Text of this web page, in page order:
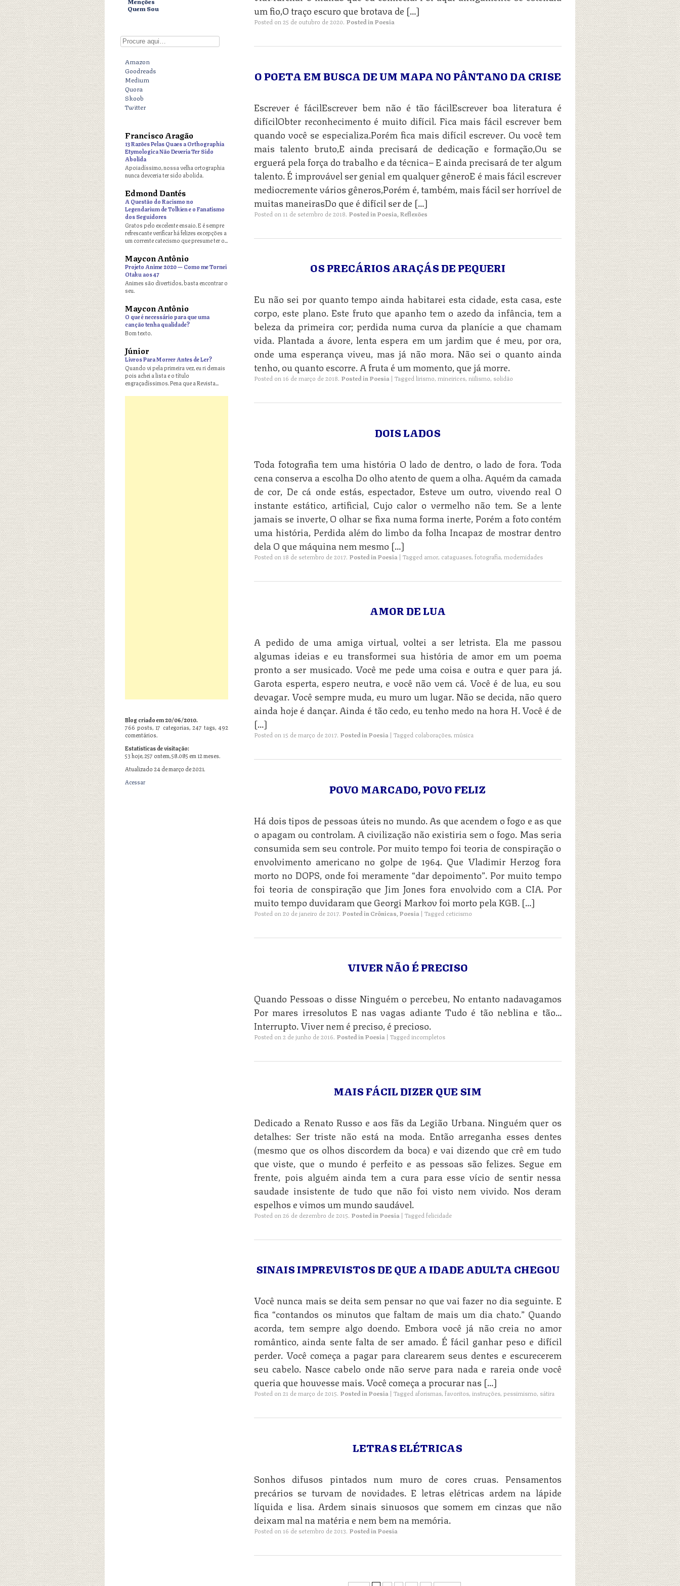
Quem Sou
um fio,O traço escuro que brotava de […]
Posted on25 de outubro de 2020. Posted inPoesia
O POETA EM BUSCA DE UM MAPA NO PÂNTANO DA CRISE
Escrever é fácilEscrever bem não é tão fácilEscrever boa literatura é
difícilObter reconhecimento é muito difícil. Fica mais fácil escrever bem
quando você se especializa.Porém fica mais difícil escrever. Ou você tem
mais talento bruto,E ainda precisará de dedicação e formação,Ou se
erguerá pela força do trabalho e da técnica– E ainda precisará de ter algum
talento. É improvável ser genial em qualquer gêneroE é mais fácil escrever
mediocremente vários gêneros,Porém é, também, mais fácil ser horrível de
muitas maneirasDo que é difícil ser de […]
Posted on 11 de setembro de 2018. Posted in Poesia, Reflexões
OS PRECÁRIOS ARAÇÁS DE PEQUERI
Eu não sei por quanto tempo ainda habitarei esta cidade, esta casa, este
corpo, este plano. Este fruto que apanho tem o azedo da infância, tem a
beleza da primeira cor; perdida numa curva da planície a que chamam
vida. Plantada a ávore, lenta espera em um jardim que é meu, por ora,
onde uma esperança viveu, mas já não mora. Não sei o quanto ainda
tenho, ou quanto escorre. A fruta é um momento, que já morre.
Posted on 16 de março de 2018. Posted inPoesia | Taggedlirismo, mineirices, niilismo, solidão
DOIS LADOS
Toda fotografia tem uma história O lado de dentro, o lado de fora. Toda
cena conserva a escolha Do olho atento de quem a olha. Aquém da camada
de cor, De cá onde estás, espectador, Esteve um outro, vivendo real O
instante estático, artificial, Cujo calor o vermelho não tem. Se a lente
jamais se inverte, O olhar se fixa numa forma inerte, Porém a foto contém
uma história, Perdida além do limbo da folha Incapaz de mostrar dentro
dela O que máquina nem mesmo […]
Posted on 18 de setembro de 2017. Posted in Poesia | Tagged amor, cataguases, fotografia, modernidades
AMOR DE LUA
A pedido de uma amiga virtual, voltei a ser letrista. Ela me passou
algumas ideias e eu transformei sua história de amor em um poema
pronto a ser musicado. Você me pede uma coisa e outra e quer para já.
Garota esperta, espero neutra, e você não vem cá. Você é de lua, eu sou
devagar. Você sempre muda, eu muro um lugar. Não se decida, não quero
ainda hoje é dançar. Ainda é tão cedo, eu tenho medo na hora H. Você é de
[…]
Posted on 15 de março de 2017. Posted inPoesia | Tagged colaborações, música
POVO MARCADO, POVO FELIZ
Há dois tipos de pessoas úteis no mundo. As que acendem o fogo e as que
o apagam ou controlam. A civilização não existiria sem o fogo. Mas seria
consumida sem seu controle. Por muito tempo foi teoria de conspiração o
envolvimento americano no golpe de 1964. Que Vladimir Herzog fora
morto no DOPS, onde foi meramente “dar depoimento”. Por muito tempo
foi teoria de conspiração que Jim Jones fora envolvido com a CIA. Por
muito tempo duvidaram que Georgi Markov foi morto pela KGB. […]
Posted on 20 de janeiro de 2017. Posted in Crônicas, Poesia | Tagged ceticismo
VIVER NÃO É PRECISO
Quando Pessoas o disse Ninguém o percebeu, No entanto nadavagamos
Por mares irresolutos E nas vagas adiante Tudo é tão neblina e tão…
Interrupto. Viver nem é preciso, é precioso.
Posted on2 de junho de 2016. Posted inPoesia | Taggedincompletos
MAIS FÁCIL DIZER QUE SIM
Dedicado a Renato Russo e aos fãs da Legião Urbana. Ninguém quer os
detalhes: Ser triste não está na moda. Então arreganha esses dentes
(mesmo que os olhos discordem da boca) e vai dizendo que crê em tudo
que viste, que o mundo é perfeito e as pessoas são felizes. Segue em
frente, pois alguém ainda tem a cura para esse vício de sentir nessa
saudade insistente de tudo que não foi visto nem vivido. Nos deram
espelhos e vimos um mundo saudável.
Posted on 26 de dezembro de 2015. Posted in Poesia | Tagged felicidade
SINAIS IMPREVISTOS DE QUE A IDADE ADULTA CHEGOU
Você nunca mais se deita sem pensar no que vai fazer no dia seguinte. E
fica “contandos os minutos que faltam de mais um dia chato.” Quando
acorda, tem sempre algo doendo. Embora você já não creia no amor
romântico, ainda sente falta de ser amado. É fácil ganhar peso e difícil
perder. Você começa a pagar para clarearem seus dentes e escurecerem
seu cabelo. Nasce cabelo onde não serve para nada e rareia onde você
queria que houvesse mais. Você começa a procurar nas […]
Posted on21 de março de 2015. Posted inPoesia | Tagged aforismas, favoritos, instruções, pessimismo, sátira
LETRAS ELÉTRICAS
Sonhos difusos pintados num muro de cores cruas. Pensamentos
precários se turvam de novidades. E letras elétricas ardem na lápide
líquida e lisa. Ardem sinais sinuosos que somem em cinzas que não
deixam mal na matéria e nem bem na memória.
Posted on 16 de setembro de 2013. Posted in Poesia
Digite aqui
Amazon
Goodreads
Medium
Quora
Skoob
Twitter
Francisco Aragão
13 Razões Pelas Quaes a Orthographia
Etymologica Não Deveria Ter Sido
Abolida
Apoiadíssimo, nossa velha ortographia
nunca devceria ter sido abolida.
Edmond Dantés
A Questão do Racismo no
Legendarium de Tolkien e o Fanatismo
dos Seguidores
Gratos pelo excelente ensaio. E é sempre
refrescante verificar há felizes excepções a
um corrente catecismo que presume ter o...
Maycon Antônio
Projeto Anime 2020 — Como me Tornei
Otaku aos 47
Animes são divertidos, basta encontrar o
seu.
Maycon Antônio
O que é necessário para que uma
canção tenha qualidade?
Bom texto.
Júnior
Livros Para Morrer Antes de Ler?
Quando vi pela primeira vez, eu ri demais
pois achei a lista e o título
engraçadíssimos. Pena que a Revista...
Blog criado em 20/06/2010.
766 posts, 17 categorias, 247 tags, 492
comentários.
Estatísticas de visitação:
53 hoje, 257 ontem, 58.085 em 12 meses.
Atualizado 24 de março de 2021.
Acessar